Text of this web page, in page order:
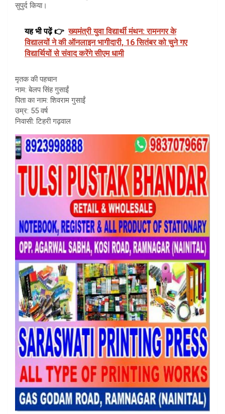
सुपुर्द किया।
यह भी पढ़ें 👉 ख्यमंत्री युवा विद्यार्थी मंथन: रामनगर के
विद्यालयों ने की ऑनलाइन भागीदारी, 16 सितंबर को चुने गए
विद्यार्थियों से संवाद करेंगे सीएम धामी
मृतक की पहचान
नाम: बेलप सिंह गुसाईं
पिता का नाम: शिवराम गुसाईं
उम्र: 55 वर्ष
निवासी: टिहरी गढ़वाल